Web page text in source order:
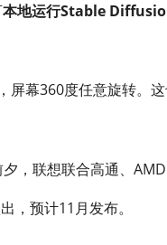
本地运行Stable
幕360度任意旋转。这
，联想联合高通、
，预计11月发布。